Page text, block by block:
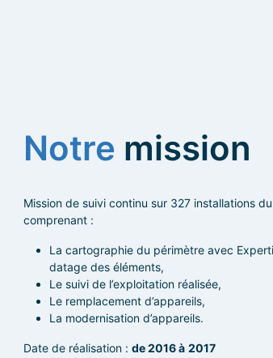
Notre mission
Mission de suivi continu sur 327 installations
comprenant :
La cartographie du périmètre avec
datage des éléments,
Le suivi de l’exploitation réalisée,
Le remplacement d’appareils,
La modernisation d’appareils.
Date de réalisation : de 2016 à 2017